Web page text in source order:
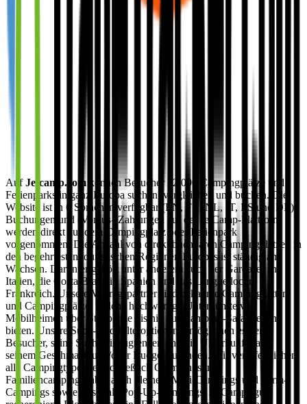
AufJetcamp.com können Besucher 22.000 Campingplätze und
Ferienparks in ganz Europa suchen, vergleichen und buchen. Die
Website ist in 6 Sprachen verfügbar (EN, FR, NL, IT, ES und DE).
Buchungen und (Voraus-)Zahlungen auf der JetCamp-Plattform
werden direkt auf dem Campingplatz oder Ferienpark
vorgenommen. Die Anzahl von direkt buchbaren Campingplätzen in
den begehrtesten touristischen Regionen Europas ist ständig am
Wachsen. Darunter gehört unter anderem auch der Gardasee in
Italien, die Costa Brava in Spanien und das Languedoc in
Frankreich. Unsere Vertragspartner sind bekannte Campingketten
und Campingplätze, welche hochwertige Unterkünfte von
Mobilheimen über Stellplätze bis hin zu Glamping-Safarizelten
bieten. Unsere Such- und Filteroptionen ermöglichen es dem
Besucher, seine Suche einzugrenzen und die Unterkunft nach
seinem Geschmack und/oder Budget zu finden. Wir veröffentlichen
alle Campingtypen, einschließlich Glampings und
Familiencampings, aber auch kleinere Mini-Campings und Farm-
Campings sowie saisonale Pop-Up-Campings. JetCamps gut